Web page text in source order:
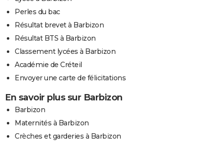
Perles du bac
Résultat brevet à Barbizon
Résultat BTS à Barbizon
Classement lycées à Barbizon
Académie de Créteil
Envoyer une carte de félicitations
En savoir plus sur Barbizon
Barbizon
Maternités à Barbizon
Crèches et garderies à Barbizon